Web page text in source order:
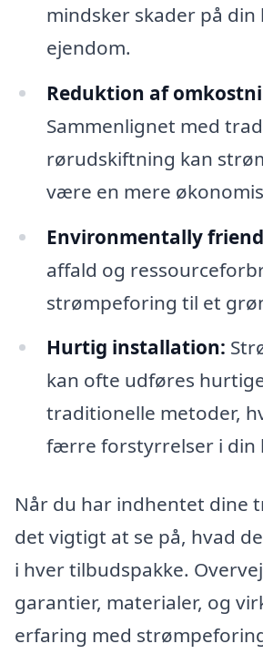
mindsker skader på din
ejendom.
Reduktion af
Sammenlignet med
rørudskiftning kan
være en mere
Environmentally
affald og
strømpeforing til et
Hurtig installation:
kan ofte udføres
traditionelle metoder,
færre forstyrrelser i din
Når du har indhentet dine
det vigtigt at se på, hvad
i hver tilbudspakke.
garantier, materialer, og
erfaring med